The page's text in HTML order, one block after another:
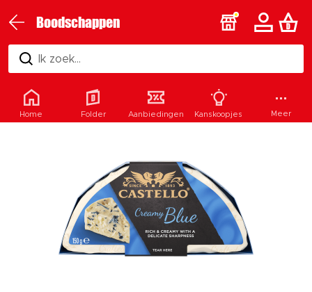
Boodschappen
Ik zoek...
Home Folder Aanbiedingen Kanskoopjes Meer